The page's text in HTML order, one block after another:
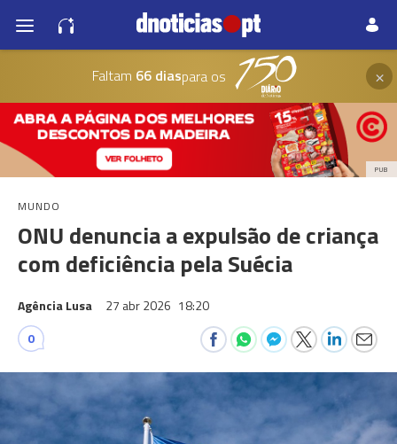
Faltam 66 diaspara os ×
PUB
MUNDO
ONU denuncia a expulsão de criança
com deficiência pela Suécia
Agência Lusa 27 abr 2026 18:20
0